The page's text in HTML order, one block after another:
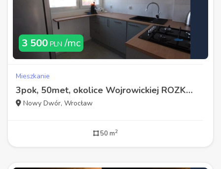
3 500 PLN /mc
Mieszkanie
3pok, 50met, okolice Wojrowickiej ROZKŁAD/PO REMONCIE (Wrocław)
Nowy Dwór, Wrocław
50 m2